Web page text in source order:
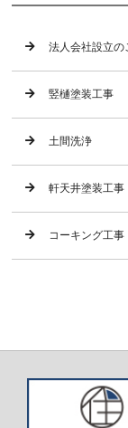
法人会社設立の
竪樋塗装工事
土間洗浄
軒天井塗装工事
コーキング工事